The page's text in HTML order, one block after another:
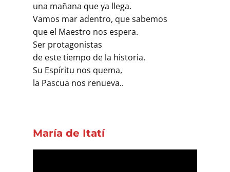
una mañana que ya llega.
Vamos mar adentro, que sabemos
que el Maestro nos espera.
Ser protagonistas
de este tiempo de la historia.
Su Espíritu nos quema,
la Pascua nos renueva..
María de Itatí